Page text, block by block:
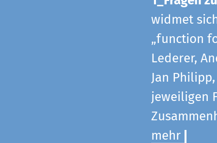
widmet
„function
Lederer,
Jan
jeweiligen
mehr